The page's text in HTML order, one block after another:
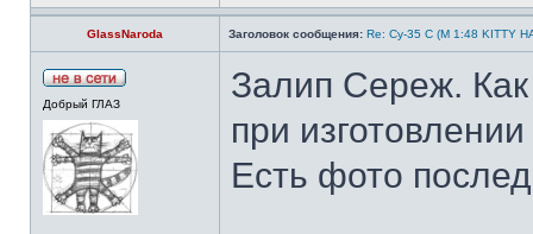
GlassNaroda Заголовок сообщения: Re: Су-35 С (М 1:48 KITTY
Добрый ГЛАЗ
Залип Сереж.
при
Есть фото